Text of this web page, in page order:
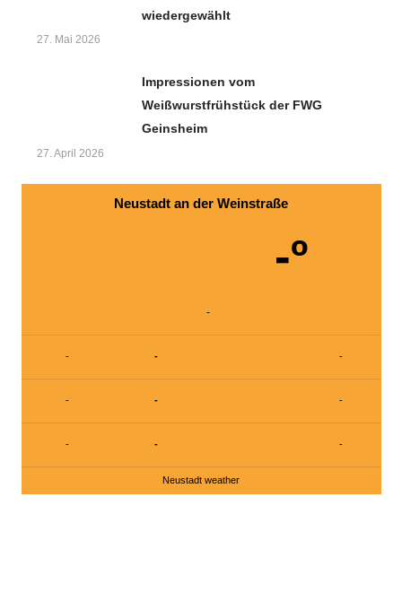
wiedergewählt
27. Mai 2026
Impressionen vom
Weißwurstfrühstück der FWG
Geinsheim
27. April 2026
Neustadt an der Weinstraße
-º
-
- - -
- - -
- - -
Neustadt weather